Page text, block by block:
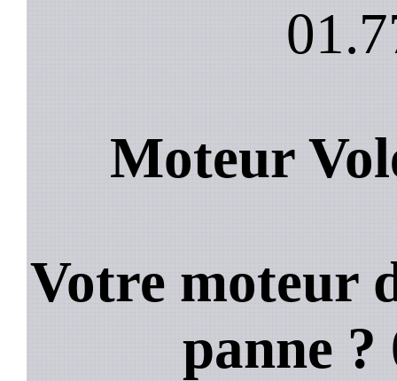
Moteur
Votre moteur
panne ?